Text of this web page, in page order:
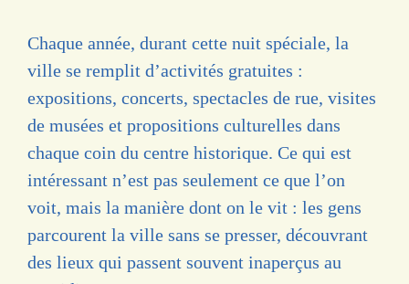
Chaque année, durant cette nuit spéciale, la
ville se remplit d’activités gratuites :
expositions, concerts, spectacles de rue, visites
de musées et propositions culturelles dans
chaque coin du centre historique. Ce qui est
intéressant n’est pas seulement ce que l’on
voit, mais la manière dont on le vit : les gens
parcourent la ville sans se presser, découvrant
des lieux qui passent souvent inaperçus au